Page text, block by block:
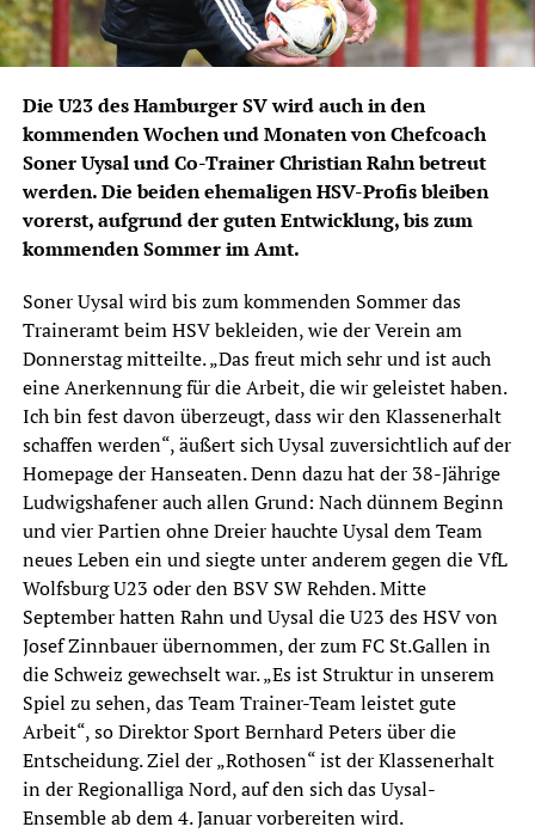
Die U23 des Hamburger SV wird auch in den
kommenden Wochen und Monaten von Chefcoach
Soner Uysal und Co-Trainer Christian Rahn betreut
werden. Die beiden ehemaligen HSV-Profis bleiben
vorerst, aufgrund der guten Entwicklung, bis zum
kommenden Sommer im Amt.
Soner Uysal wird bis zum kommenden Sommer das
Traineramt beim HSV bekleiden, wie der Verein am
Donnerstag mitteilte. „Das freut mich sehr und ist auch
eine Anerkennung für die Arbeit, die wir geleistet haben.
Ich bin fest davon überzeugt, dass wir den Klassenerhalt
schaffen werden“, äußert sich Uysal zuversichtlich auf der
Homepage der Hanseaten. Denn dazu hat der 38-Jährige
Ludwigshafener auch allen Grund: Nach dünnem Beginn
und vier Partien ohne Dreier hauchte Uysal dem Team
neues Leben ein und siegte unter anderem gegen die VfL
Wolfsburg U23 oder den BSV SW Rehden. Mitte
September hatten Rahn und Uysal die U23 des HSV von
Josef Zinnbauer übernommen, der zum FC St.Gallen in
die Schweiz gewechselt war. „Es ist Struktur in unserem
Spiel zu sehen, das Team Trainer-Team leistet gute
Arbeit“, so Direktor Sport Bernhard Peters über die
Entscheidung. Ziel der „Rothosen“ ist der Klassenerhalt
in der Regionalliga Nord, auf den sich das Uysal-
Ensemble ab dem 4. Januar vorbereiten wird.